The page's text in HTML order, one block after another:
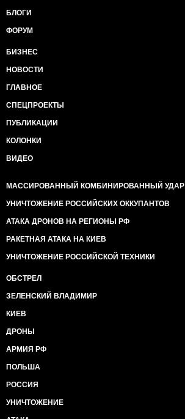
БЛОГИ
ФОРУМ
БИЗНЕС
НОВОСТИ
ГЛАВНОЕ
СПЕЦПРОЕКТЫ
ПУБЛИКАЦИИ
КОЛОНКИ
ВИДЕО
МАССИРОВАННЫЙ КОМБИНИРОВАННЫЙ УДАР
УНИЧТОЖЕНИЕ РОССИЙСКИХ ОККУПАНТОВ
АТАКА ДРОНОВ НА РЕГИОНЫ РФ
РАКЕТНАЯ АТАКА НА КИЕВ
УНИЧТОЖЕНИЕ РОССИЙСКОЙ ТЕХНИКИ
ОБСТРЕЛ
ЗЕЛЕНСКИЙ ВЛАДИМИР
КИЕВ
ДРОНЫ
АРМИЯ РФ
ПОЛЬША
РОССИЯ
УНИЧТОЖЕНИЕ